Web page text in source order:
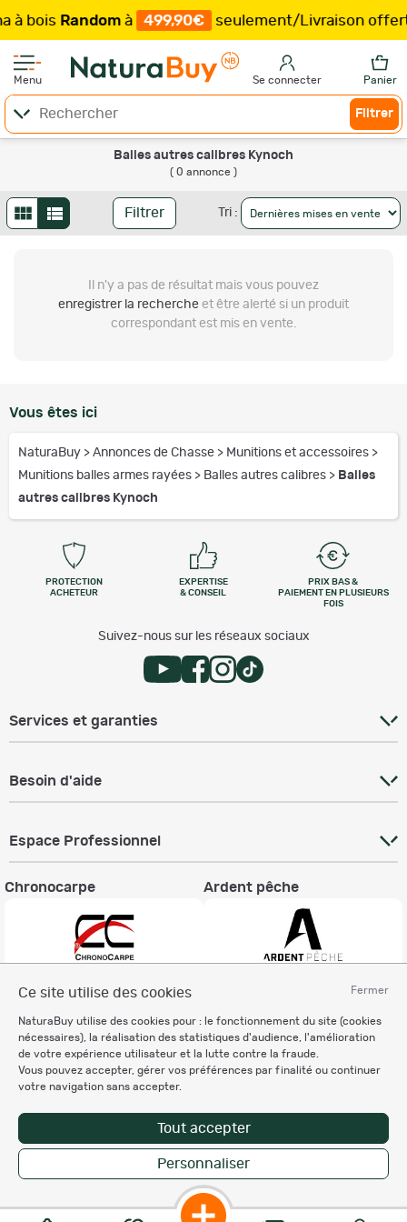
à boisRandomà 499,90€ seulement/Livraison
Menu Se connecter Panier
Filtrer
Fermer
Ce site utilise des cookies
NaturaBuy utilise des cookies pour : le fonctionnement du site (cookies
nécessaires), la réalisation des statistiques d'audience, l'amélioration
de votre expérience utilisateur et la lutte contre la fraude.
Vous pouvez accepter, gérer vos préférences par finalité ou continuer
votre navigation sans accepter.
Tout accepter
Personnaliser
Balles autres calibres Kynoch
( 0 annonce )
Filtrer Tri :
Il n'y a pas de résultat mais vous pouvez
enregistrer la recherche et être alerté si un produit
correspondant est mis en vente.
Enregistrer la recherche
Vous êtes ici
NaturaBuy > Annonces de Chasse > Munitions et accessoires >
Munitions balles armes rayées > Balles autres calibres > Balles
autres calibres Kynoch
PROTECTION
ACHETEUR
EXPERTISE
& CONSEIL
PRIX BAS &
PAIEMENT EN PLUSIEURS
FOIS
Suivez-nous sur les réseaux sociaux
Services et garanties
Besoin d'aide
Espace Professionnel
Chronocarpe Ardent pêche
Charte éthique
Mentions légales
Règlement & Conditions d'utilisation
Politique de protection
des données personnelles
Personnalisation des cookies
Copyright © 2007-2026 NaturaBuy. Tous droits réservés. N°CNIL: 1239459.
Les marques commerciales mentionnées appartiennent à leurs propriétaires
respectifs in 0.045 s